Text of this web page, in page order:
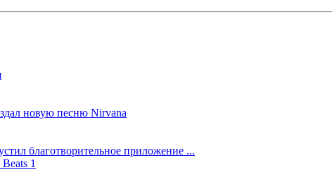
новую песню Nirvana
благотворительное приложение ...